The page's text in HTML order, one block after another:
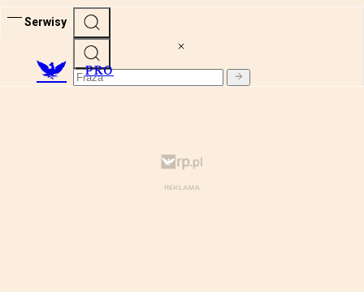
Serwisy
PRO